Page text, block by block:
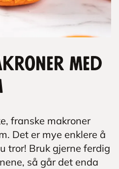
med
franske makroner
Det er mye enklere å
tror! Bruk gjerne ferdig
så går det enda